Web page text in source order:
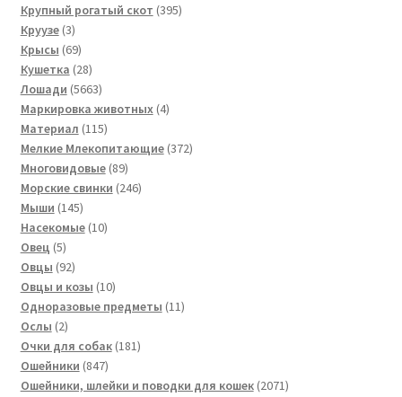
товара
Крупный рогатый скот 395395
Круузе 33
товара
Крысы 6969
товаров
Кушетка 2828
товаров
Лошади 56635663
товара
Маркировка животных 44
Материал 115115
товаров
Мелкие Млекопитающие 372372
Многовидовые 8989
товаров
Морские свинки 246246
Мыши 145145
товаров
Насекомые 1010
Овец 55
товаров
Овцы 9292
товара
Овцы и козы 1010
товаров
Одноразовые предметы 1111
Ослы 22
товара
Очки для собак 181181
Ошейники 847847
товаров
Ошейники, шлейки и поводки для кошек 20712071